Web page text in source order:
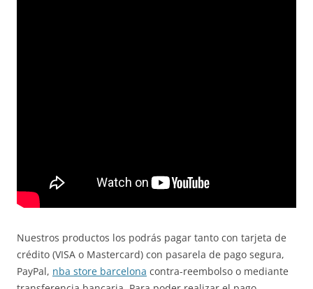
Nuestros productos los podrás pagar tanto con tarjeta de
crédito (VISA o Mastercard) con pasarela de pago segura,
PayPal, nba store barcelona contra-reembolso o mediante